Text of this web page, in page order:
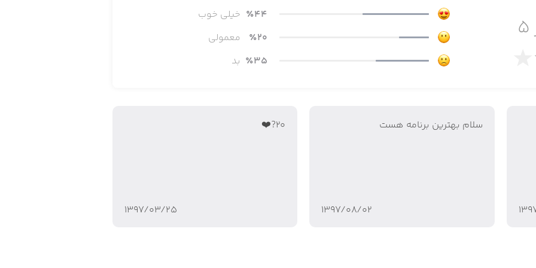
٪44
خیلی خوب
٪20
معمولی
٪35 بد
۰۴
سلام بهترین برنامه هست
۱۳۹۷/۰۸/۰۲
20?❤️
۱۳۹۷/۰۳/۲۵